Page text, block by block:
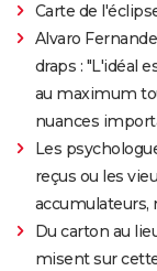
Carte de
Alvaro
draps : "L'idéal
au maximum
nuances
Les
reçus ou les
accumulateurs,
Du carton au
misent sur